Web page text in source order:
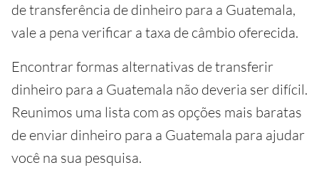
de transferência de dinheiro para a Guatemala,
vale a pena verificar a taxa de câmbio oferecida.
Encontrar formas alternativas de transferir
dinheiro para a Guatemala não deveria ser difícil.
Reunimos uma lista com as opções mais baratas
de enviar dinheiro para a Guatemala para ajudar
você na sua pesquisa.